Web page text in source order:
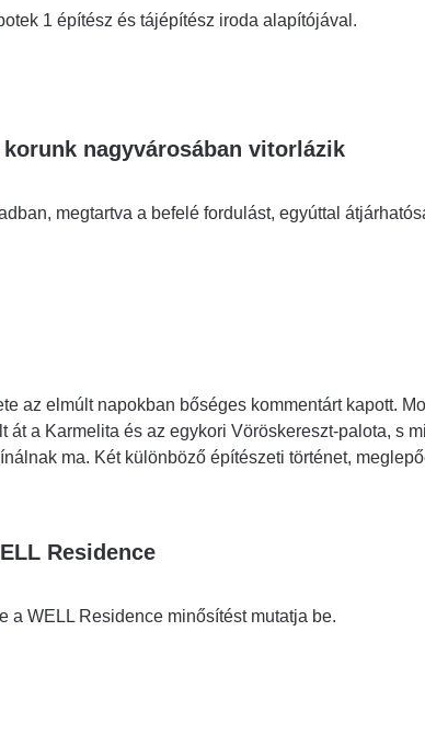
1 építész és tájépítész iroda alapítójával.
nagyvárosában vitorlázik
megtartva a befelé fordulást, egyúttal
az elmúlt napokban bőséges kommentárt kapott.
át a Karmelita és az egykori Vöröskereszt-palota, s
ma. Két különböző építészeti történet,
Residence
a WELL Residence minősítést mutatja be.